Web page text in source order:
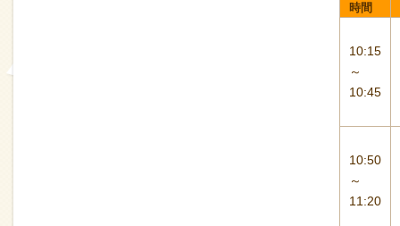
時間
10:15
～
10:45
10:50
～
11:20